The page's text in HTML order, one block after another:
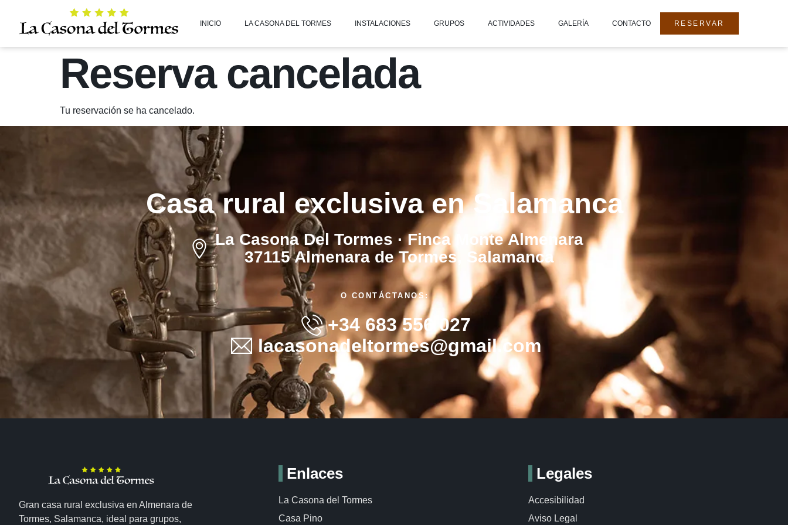
INICIO LA CASONA DEL TORMES INSTALACIONES GRUPOS ACTIVIDADES GALERÍA CONTACTO RESERVAR
Reserva cancelada
Tu reservación se ha cancelado.
Casa rural exclusiva en Salamanca
La Casona Del Tormes · Finca Monte Almenara
37115 Almenara de Tormes, Salamanca
O CONTÁCTANOS:
+34 683 556 027
lacasonadeltormes@gmail.com
Gran casa rural exclusiva en Almenara de
Tormes, Salamanca, ideal para grupos,
Enlaces
La Casona del Tormes
Casa Pino
Legales
Accesibilidad
Aviso Legal